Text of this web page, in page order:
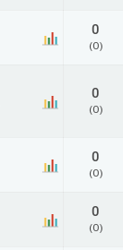
0
(0)
0
(0)
0
(0)
0
(0)